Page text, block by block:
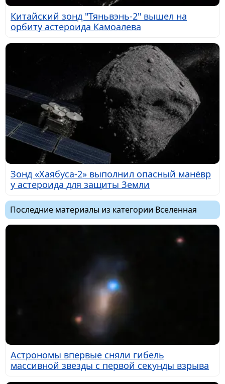
Китайский зонд "Тяньвэнь-2" вышел на
орбиту астероида Камоалева
Зонд «Хаябуса-2» выполнил опасный манёвр
у астероида для защиты Земли
Последние материалы из категории Вселенная
Астрономы впервые сняли гибель
массивной звезды с первой секунды взрыва